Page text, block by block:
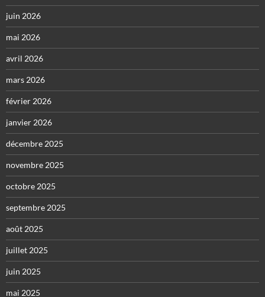
juin 2026
mai 2026
avril 2026
mars 2026
février 2026
janvier 2026
décembre 2025
novembre 2025
octobre 2025
septembre 2025
août 2025
juillet 2025
juin 2025
mai 2025